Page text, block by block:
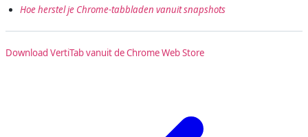
Hoe herstel je Chrome-tabbladen vanuit snapshots
Download VertiTab vanuit de Chrome Web Store